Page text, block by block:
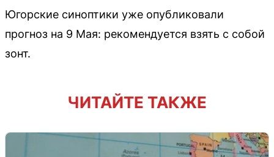
Югорские синоптики уже опубликовали
прогноз на 9 Мая: рекомендуется взять с собой
зонт.
ЧИТАЙТЕ ТАКЖЕ